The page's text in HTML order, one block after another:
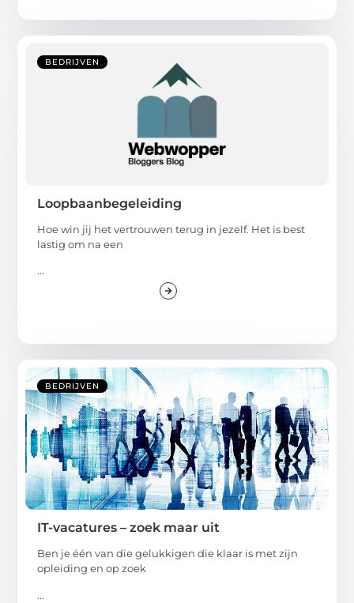
BEDRIJVEN
Loopbaanbegeleiding
Hoe win jij het vertrouwen terug in jezelf. Het is best
lastig om na een
...
BEDRIJVEN
IT-vacatures – zoek maar uit
Ben je één van die gelukkigen die klaar is met zijn
opleiding en op zoek
...